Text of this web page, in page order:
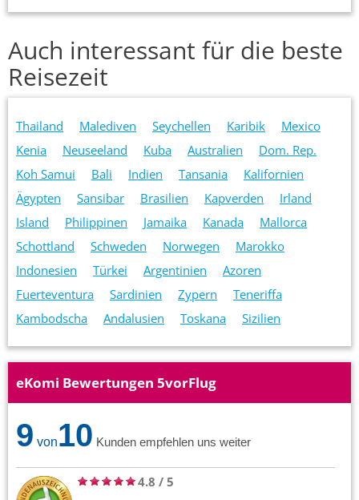
Auch interessant für die beste
Reisezeit
Thailand Malediven Seychellen Karibik
Mexico
Kenia
Neuseeland Kuba Australien
Dom. Rep.
Koh Samui
Bali Indien Tansania
Kalifornien
Ägypten
Sansibar Brasilien Kapverden
Irland
Island
Philippinen Jamaika Kanada
Mallorca
Schottland
Schweden Norwegen
Marokko
Indonesien
Türkei Argentinien
Azoren
Fuerteventura
Sardinien Zypern
Teneriffa
Kambodscha
Andalusien Toskana Sizilien
eKomi Bewertungen 5vorFlug
9 von10 Kunden empfehlen uns weiter
4.8 / 5